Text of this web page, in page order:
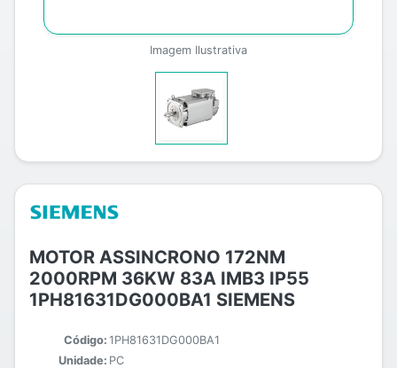
Imagem Ilustrativa
MOTOR ASSINCRONO 172NM
2000RPM 36KW 83A IMB3 IP55
1PH81631DG000BA1 SIEMENS
Código: 1PH81631DG000BA1
Unidade: PC